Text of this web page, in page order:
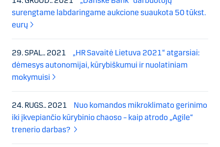
surengtame labdaringame aukcione suaukota 50 tūkst.
eurų
29. SPAL.. 2021
„HR Savaitė Lietuva 2021“ atgarsiai:
dėmesys autonomijai, kūrybiškumui ir nuolatiniam
mokymuisi
24. RUGS.. 2021
Nuo komandos mikroklimato gerinimo
iki įkvepiančio kūrybinio chaoso – kaip atrodo „Agile“
trenerio darbas?